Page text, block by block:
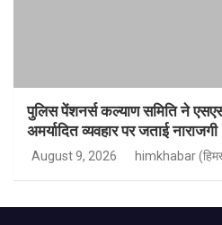
पुलिस पेंशनर्स कल्याण समिति ने
अमर्यादित व्यवहार पर जताई नाराजगी
August 9, 2026 himkhabar